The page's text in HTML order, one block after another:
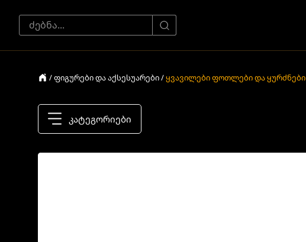
/ ფიგურები და აქსესუარები /ყვავილები ფოთლები და ყურძნები
კატეგორიები